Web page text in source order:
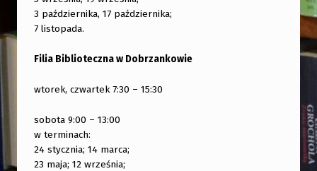
3 października, 17 października;
7 listopada.
Filia Biblioteczna w Dobrzankowie
wtorek, czwartek 7:30 – 15:30
sobota 9:00 – 13:00
w terminach:
24 stycznia; 14 marca;
23 maja; 12 września;